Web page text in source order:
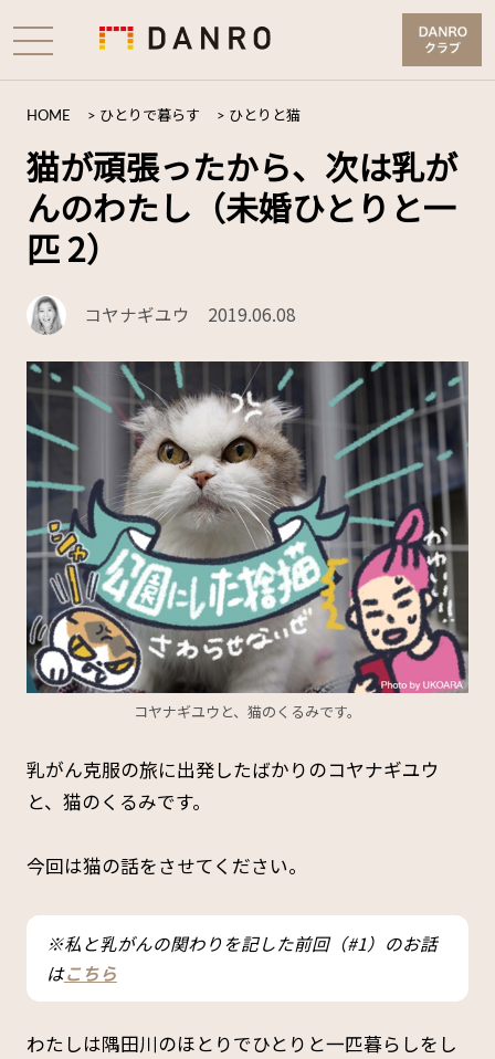
HOME > ひとりで暮らす > ひとりと猫
猫が頑張ったから、次は乳が
んのわたし（未婚ひとりと一
匹 2）
コヤナギユウ 2019.06.08
コヤナギユウと、猫のくるみです。
乳がん克服の旅に出発したばかりのコヤナギユウ
と、猫のくるみです。
今回は猫の話をさせてください。
※私と乳がんの関わりを記した前回（#1）のお話
はこちら
わたしは隅田川のほとりでひとりと一匹暮らしをし